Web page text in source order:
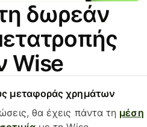
δωρεάν
Wise
μεταφοράς χρημάτων
θα έχεις πάντα τη μέση